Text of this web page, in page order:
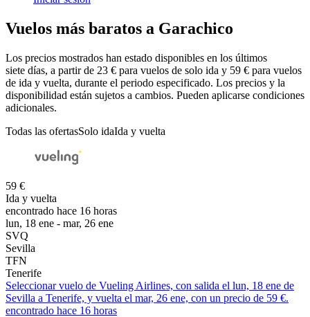
Vuelos más baratos a Garachico
Los precios mostrados han estado disponibles en los últimos
siete días, a partir de 23 € para vuelos de solo ida y 59 € para vuelos
de ida y vuelta, durante el periodo especificado. Los precios y la
disponibilidad están sujetos a cambios. Pueden aplicarse condiciones
adicionales.
Todas las ofertasSolo idaIda y vuelta
59 €
Ida y vuelta
encontrado hace 16 horas
lun, 18 ene - mar, 26 ene
SVQ
Sevilla
TFN
Tenerife
Seleccionar vuelo de Vueling Airlines, con salida el lun, 18 ene de
Sevilla a Tenerife, y vuelta el mar, 26 ene, con un precio de 59 €.
encontrado hace 16 horas